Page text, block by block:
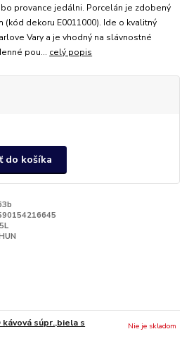
provance jedálni. Porcelán je zdobený
dekoru E0011000). Ide o kvalitný
Vary a je vhodný na slávnostné
pou... celý popis
do košíka
kávová súpr.,biela s
Nie je skladom